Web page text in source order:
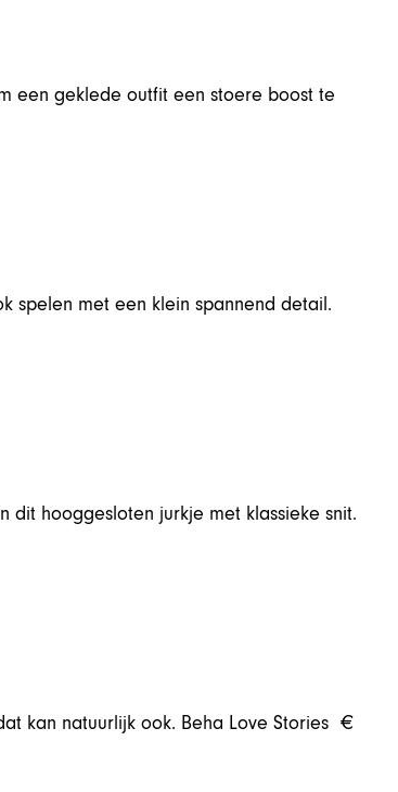
een geklede outfit een stoere boost te
spelen met een klein spannend detail.
dit hooggesloten jurkje met klassieke snit.
kan natuurlijk ook. Beha Love Stories €